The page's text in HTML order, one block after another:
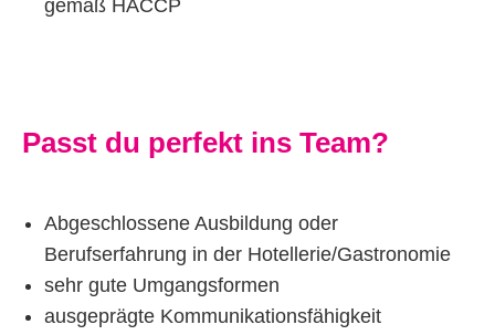
gemäß HACCP
Passt du perfekt ins Team?
Abgeschlossene Ausbildung oder
Berufserfahrung in der Hotellerie/Gastronomie
sehr gute Umgangsformen
ausgeprägte Kommunikationsfähigkeit